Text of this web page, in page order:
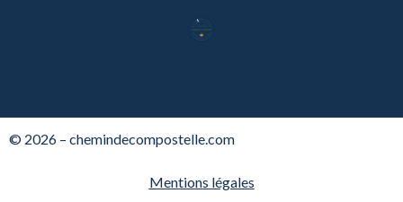
© 2026 – chemindecompostelle.com
Mentions légales